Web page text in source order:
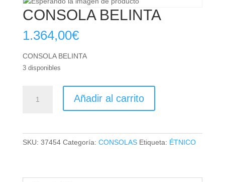
CONSOLA BELINTA
1.364,00€
CONSOLA BELINTA
3 disponibles
BELINTA
Añadir al carrito
SKU: 37454 Categoría: CONSOLAS Etiqueta: ÉTNICO